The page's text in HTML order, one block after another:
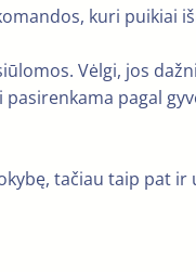
kuri puikiai
Vėlgi, jos
pagal
tačiau taip pat